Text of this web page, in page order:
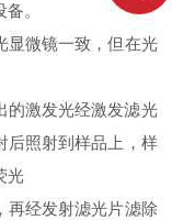
。
显微镜一致，但在光
激发光经激发滤光
后照射到样品上，样
光
经发射滤光片滤除